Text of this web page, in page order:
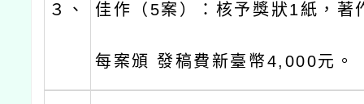
３、 佳作（5案）：核予獎狀1紙，著
每案頒 發稿費新臺幣4,000元。